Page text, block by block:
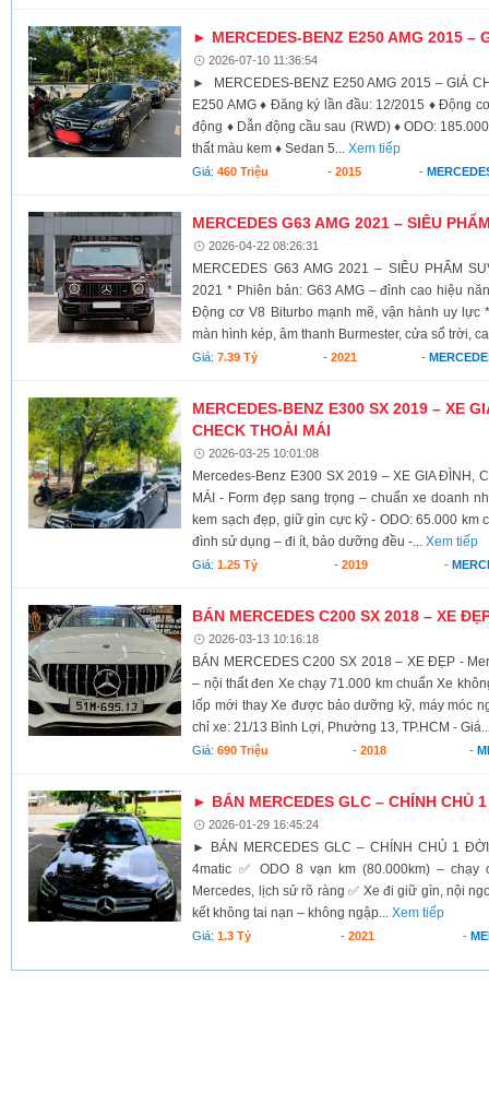
► MERCEDES-BENZ E250 AMG 2015 –
2026-07-10 11:36:54
► MERCEDES-BENZ E250 AMG 2015 – GIÁ
E250 AMG ♦ Đăng ký lần đầu: 12/2015 ♦ Động
động ♦ Dẫn động cầu sau (RWD) ♦ ODO:
thất màu kem ♦ Sedan 5...Xem tiếp
Giá:460 Triệu - 2015 -
MERCEDES G63 AMG 2021 – SIÊU
2026-04-22 08:26:31
MERCEDES G63 AMG 2021 – SIÊU PHẨM
2021 * Phiên bản: G63 AMG – đỉnh cao hiệu
Động cơ V8 Biturbo mạnh mẽ, vận hành uy lực
màn hình kép, âm thanh Burmester, cửa sổ trời,
Giá:7.39 Tỷ - 2021 -
MERCEDES-BENZ E300 SX 2019 – XE
CHECK THOẢI MÁI
2026-03-25 10:01:08
Mercedes-Benz E300 SX 2019 – XE GIA ĐÌNH,
MÁI - Form đẹp sang trọng – chuẩn xe doanh
kem sạch đẹp, giữ gìn cực kỹ - ODO: 65.000 km
đình sử dụng – đi ít, bảo dưỡng đều -...Xem tiếp
Giá:1.25 Tỷ -2019 -
BÁN MERCEDES C200 SX 2018 – XE
2026-03-13 10:16:18
BÁN MERCEDES C200 SX 2018 – XE ĐẸP -
– nội thất đen Xe chạy 71.000 km chuẩn Xe
lốp mới thay Xe được bảo dưỡng kỹ, máy móc
chỉ xe: 21/13 Bình Lợi, Phường 13, TP.HCM -
Giá:690 Triệu - 2018 -
► BÁN MERCEDES GLC – CHÍNH CHỦ
2026-01-29 16:45:24
► BÁN MERCEDES GLC – CHÍNH CHỦ 1
4matic ✅ ODO 8 vạn km (80.000km) –
Mercedes, lịch sử rõ ràng ✅ Xe đi giữ gìn, nội
kết không tai nạn – không ngập...Xem tiếp
Giá:1.3 Tỷ - 2021 -